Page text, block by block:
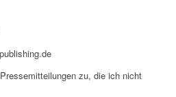
zu, die ich nicht